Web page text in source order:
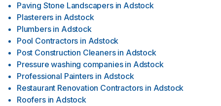
Paving Stone Landscapers in Adstock
Plasterers in Adstock
Plumbers in Adstock
Pool Contractors in Adstock
Post Construction Cleaners in Adstock
Pressure washing companies in Adstock
Professional Painters in Adstock
Restaurant Renovation Contractors in Adstock
Roofers in Adstock